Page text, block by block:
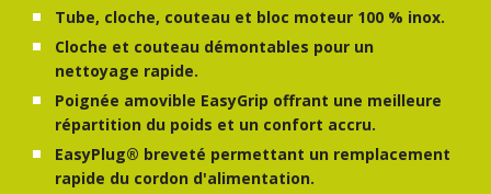
Tube, cloche, couteau et bloc moteur 100 % inox.
Cloche et couteau démontables pour un
nettoyage rapide.
Poignée amovible EasyGrip offrant une meilleure
répartition du poids et un confort accru.
EasyPlug® breveté permettant un remplacement
rapide du cordon d'alimentation.